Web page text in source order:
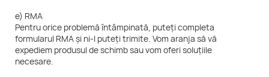
e) RMA
Pentru orice problemă întâmpinată, puteți completa
formularul RMA și ni-l puteți trimite. Vom aranja să vă
expediem produsul de schimb sau vom oferi soluțiile
necesare.